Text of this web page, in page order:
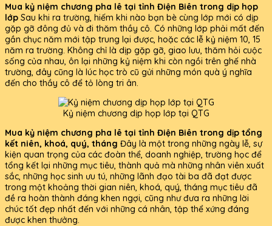
Mua kỷ niệm chương pha lê tại tỉnh Điện Biên trong dịp họp
lớp Sau khi ra trường, hiếm khi nào bạn bè cùng lớp mới có dịp
gặp gỡ đông đủ và đi thăm thầy cô. Có những lớp phải mất đến
gần chục năm mới tập trung lại được, hoặc các lễ kỷ niệm 10, 15
năm ra trường. Không chỉ là dịp gặp gỡ, giao lưu, thăm hỏi cuộc
sống của nhau, ôn lại những kỷ niệm khi còn ngồi trên ghế nhà
trường, đây cũng là lúc học trò cũ gửi những món quà ý nghĩa
đến cho thầy cô để tỏ lòng tri ân.
Kỷ niệm chương dịp họp lớp tại QTG
Mua kỷ niệm chương pha lê tại tỉnh Điện Biên trong dịp tổng
kết niên, khoá, quý, tháng Đây là một trong những ngày lễ, sự
kiện quan trọng của các đoàn thể, doanh nghiệp, trường học để
tổng kết lại những mục tiêu, thành quả mà những nhân viên xuất
sắc, những học sinh ưu tú, những lãnh đạo tài ba đã đạt được
trong một khoảng thời gian niên, khoá, quý, tháng mục tiêu đã
đề ra hoàn thành đáng khen ngợi, cũng như đưa ra những lời
chúc tốt đẹp nhất đến với những cá nhân, tập thể xứng đáng
được khen thưởng.